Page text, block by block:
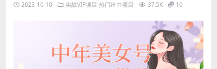
2023-10-10 实战VIP项目 热门给力项目 37.5K 10